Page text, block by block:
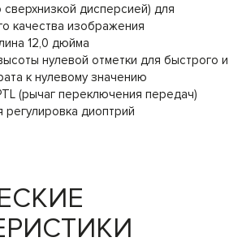
сверхнизкой дисперсией) для
качества изображения
12,0 дюйма
нулевой отметки для быстрого и
к нулевому значению
(рычаг переключения передач)
диоптрий